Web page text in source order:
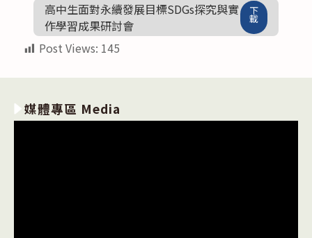
高中生面對永續發展目標SDGs探究與實
作學習成果研討會
下
載
Post Views: 145
媒體專區 Media